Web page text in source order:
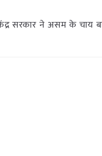
सरकार ने असम के चाय